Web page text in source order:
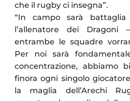
che il rugby ci insegna”.
“In campo sarà
l’allenatore dei
entrambe le squadre
Per noi sarà
concentrazione, abbiamo
finora ogni singolo
la maglia dell’Arechi